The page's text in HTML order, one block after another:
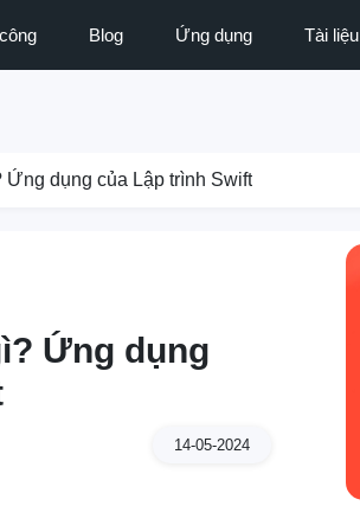
Blog Ứng dụng Tài liệu
Ứng dụng của Lập trình Swift
Ứng dụng
14-05-2024